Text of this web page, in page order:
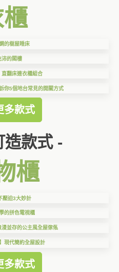
的樹屋睡床
沛的閣樓
直翻床連衣櫃組合
你5個地台常見的開關方式
多款式
造款式 -
櫃
壓迫3大妙計
的拼色電視櫃
漫並存的公主風全屋傢俬
現代簡約全屋設計
多款式